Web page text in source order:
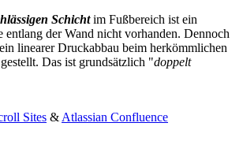
Schichtim Fußbereich ist ein
entlang der Wand nicht vorhanden. Dennoch
linearer Druckabbau beim herkömmlichen
Das ist grundsätzlich "doppelt
Sites & Atlassian Confluence